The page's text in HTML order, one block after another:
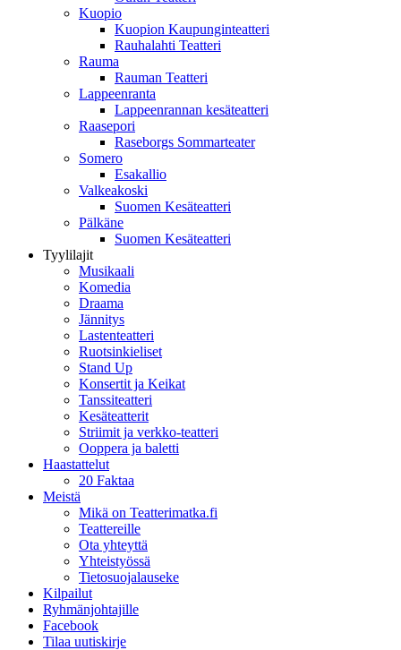
Kuopio
Kuopion Kaupunginteatteri
Rauhalahti Teatteri
Rauma
Rauman Teatteri
Lappeenranta
Lappeenrannan kesäteatteri
Raasepori
Raseborgs Sommarteater
Somero
Esakallio
Valkeakoski
Suomen Kesäteatteri
Pälkäne
Suomen Kesäteatteri
Tyylilajit
Musikaali
Komedia
Draama
Jännitys
Lastenteatteri
Ruotsinkieliset
Stand Up
Konsertit ja Keikat
Tanssiteatteri
Kesäteatterit
Striimit ja verkko-teatteri
Ooppera ja baletti
Haastattelut
20 Faktaa
Meistä
Mikä on Teatterimatka.fi
Teattereille
Ota yhteyttä
Yhteistyössä
Tietosuojalauseke
Kilpailut
Ryhmänjohtajille
Facebook
Tilaa uutiskirje